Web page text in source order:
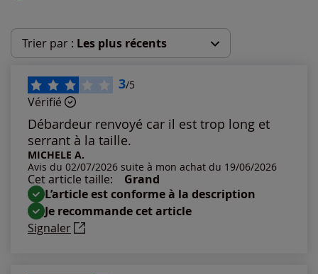
Trier par : Les plus récents
Les plus récents
Les plus anciens
Notes les plus élevées
Notes les plus basses
3/5
Vérifié
Débardeur renvoyé car il est trop long et
serrant à la taille.
MICHELE A.
Avis du 02/07/2026 suite à mon achat du 19/06/2026
Cet article taille:
Grand
L’article est conforme à la description
Je recommande cet article
Signaler